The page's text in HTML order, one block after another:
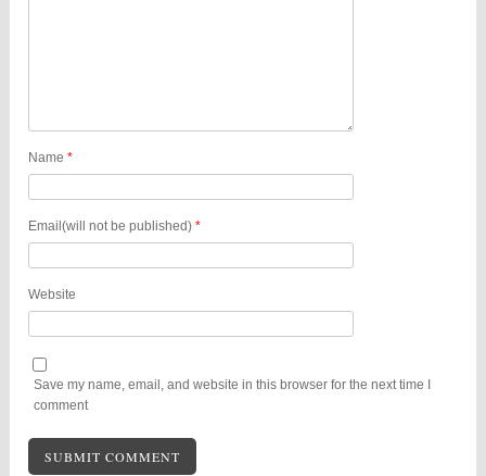
Name*
Email(will not be published)*
Website
Save my name, email, and website in this browser for the next time I
comment